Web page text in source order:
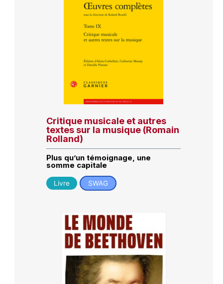
Critique musicale et autres
textes sur la musique (Romain
Rolland)
Plus qu’un témoignage, une
somme capitale
Livre SWAG